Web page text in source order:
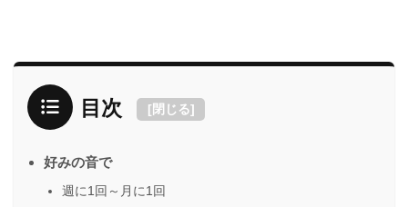
目次 [閉じる]
好みの音で
週に1回～月に1回